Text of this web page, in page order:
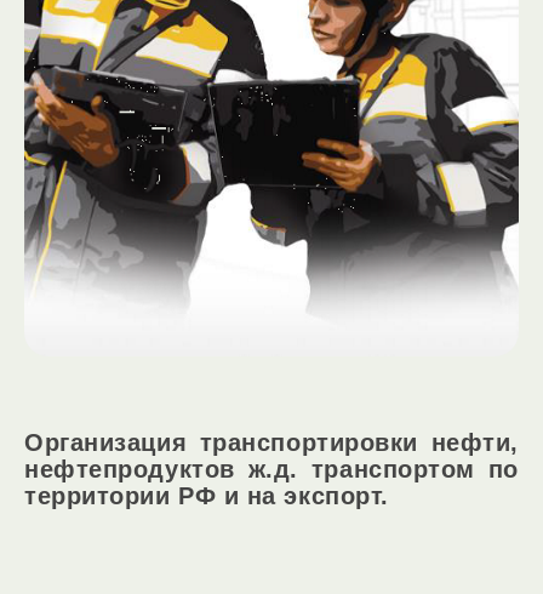
Организация транспортировки нефти,
нефтепродуктов ж.д. транспортом по
территории РФ и на экспорт.